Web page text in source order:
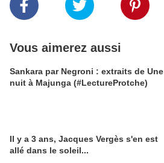
Vous aimerez aussi
Sankara par Negroni : extraits de Une
nuit à Majunga (#LectureProtche)
Il y a 3 ans, Jacques Vergès s'en est
allé dans le soleil...